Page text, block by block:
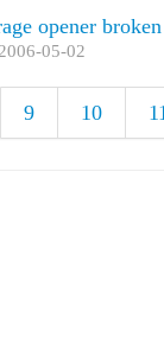
opener broken
2006-05-02
9 10